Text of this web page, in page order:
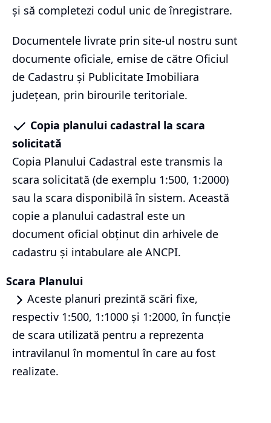
și să completezi codul unic de înregistrare.
Documentele livrate prin site-ul nostru sunt
documente oficiale, emise de către Oficiul
de Cadastru și Publicitate Imobiliara
județean, prin birourile teritoriale.
Copia planului cadastral la scara
solicitată
Copia Planului Cadastral este transmis la
scara solicitată (de exemplu 1:500, 1:2000)
sau la scara disponibilă în sistem. Această
copie a planului cadastral este un
document oficial obținut din arhivele de
cadastru și intabulare ale ANCPI.
Scara Planului
Aceste planuri prezintă scări fixe,
respectiv 1:500, 1:1000 și 1:2000, în funcție
de scara utilizată pentru a reprezenta
intravilanul în momentul în care au fost
realizate.